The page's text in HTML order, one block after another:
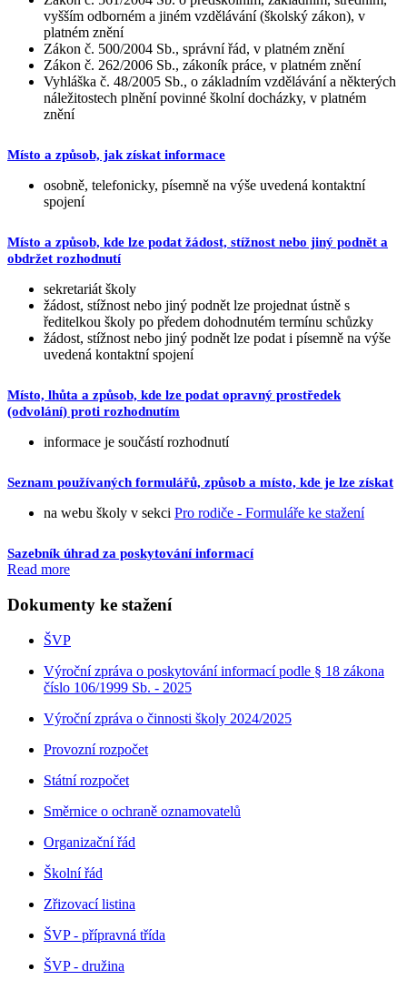
vyšším odborném a jiném vzdělávání (školský zákon), v
platném znění
Zákon č. 500/2004 Sb., správní řád, v platném znění
Zákon č. 262/2006 Sb., zákoník práce, v platném znění
Vyhláška č. 48/2005 Sb., o základním vzdělávání a některých
náležitostech plnění povinné školní docházky, v platném
znění
Místo a způsob, jak získat informace
osobně, telefonicky, písemně na výše uvedená kontaktní
spojení
Místo a způsob, kde lze podat žádost, stížnost nebo jiný podnět a
obdržet rozhodnutí
sekretariát školy
žádost, stížnost nebo jiný podnět lze projednat ústně s
ředitelkou školy po předem dohodnutém termínu schůzky
žádost, stížnost nebo jiný podnět lze podat i písemně na výše
uvedená kontaktní spojení
Místo, lhůta a způsob, kde lze podat opravný prostředek
(odvolání) proti rozhodnutím
informace je součástí rozhodnutí
Seznam používaných formulářů, způsob a místo, kde je lze získat
na webu školy v sekci Pro rodiče - Formuláře ke stažení
Sazebník úhrad za poskytování informací
Read more
Dokumenty ke stažení
ŠVP
Výroční zpráva o poskytování informací podle § 18 zákona
číslo 106/1999 Sb. - 2025
Výroční zpráva o činnosti školy 2024/2025
Provozní rozpočet
Státní rozpočet
Směrnice o ochraně oznamovatelů
Organizační řád
Školní řád
Zřizovací listina
ŠVP - přípravná třída
ŠVP - družina